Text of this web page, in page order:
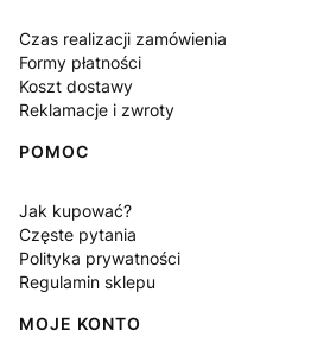
Czas realizacji zamówienia
Formy płatności
Koszt dostawy
Reklamacje i zwroty
POMOC
Jak kupować?
Częste pytania
Polityka prywatności
Regulamin sklepu
MOJE KONTO